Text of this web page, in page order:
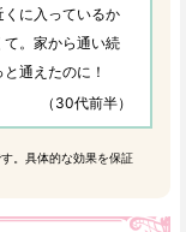
に入っているか
て。家から通い続
通えたのに！
（30代前半）
。具体的な効果を保証